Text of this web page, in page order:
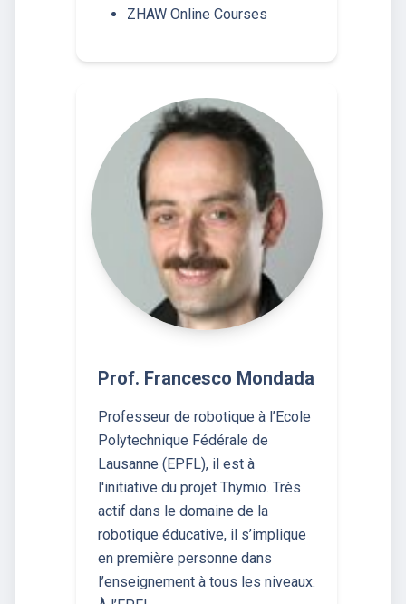
ZHAW Online Courses
Prof. Francesco Mondada
Professeur de robotique à l’Ecole
Polytechnique Fédérale de
Lausanne (EPFL), il est à
l'initiative du projet Thymio. Très
actif dans le domaine de la
robotique éducative, il s’implique
en première personne dans
l’enseignement à tous les niveaux.